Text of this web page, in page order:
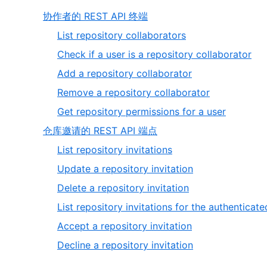
协作者的 REST API 终端
List repository collaborators
Check if a user is a repository collaborator
Add a repository collaborator
Remove a repository collaborator
Get repository permissions for a user
仓库邀请的 REST API 端点
List repository invitations
Update a repository invitation
Delete a repository invitation
List repository invitations for the
Accept a repository invitation
Decline a repository invitation